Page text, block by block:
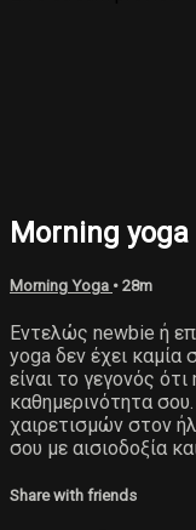
Morning
Morning Yoga • 28m
Εντελώς newbie ή
yoga δεν έχει καμία
είναι το γεγονός
καθημερινότητα
χαιρετισμών στον
σου με αισιοδοξία
Share with friends